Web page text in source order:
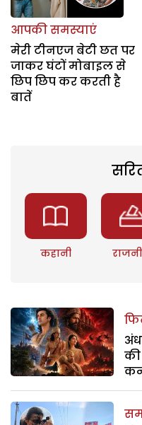
आपकी समस्याएं
मेरी टीनएज बेटी छत पर
जाकर घंटों मोबाइल से
छिप छिप कर करती है
बातें
कहानी
की